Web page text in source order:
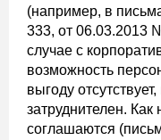
(например, в
333, от 06.03.2013
случае с
возможность
выгоду
затруднителен. Как
соглашаются